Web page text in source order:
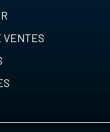
VENTES